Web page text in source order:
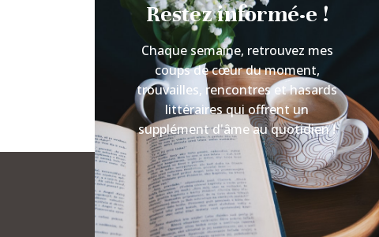
Restez informé·e !
Chaque semaine, retrouvez mes
coups de cœur du moment,
trouvailles, rencontres et hasards
littéraires qui offrent un
supplément d'âme au quotidien !